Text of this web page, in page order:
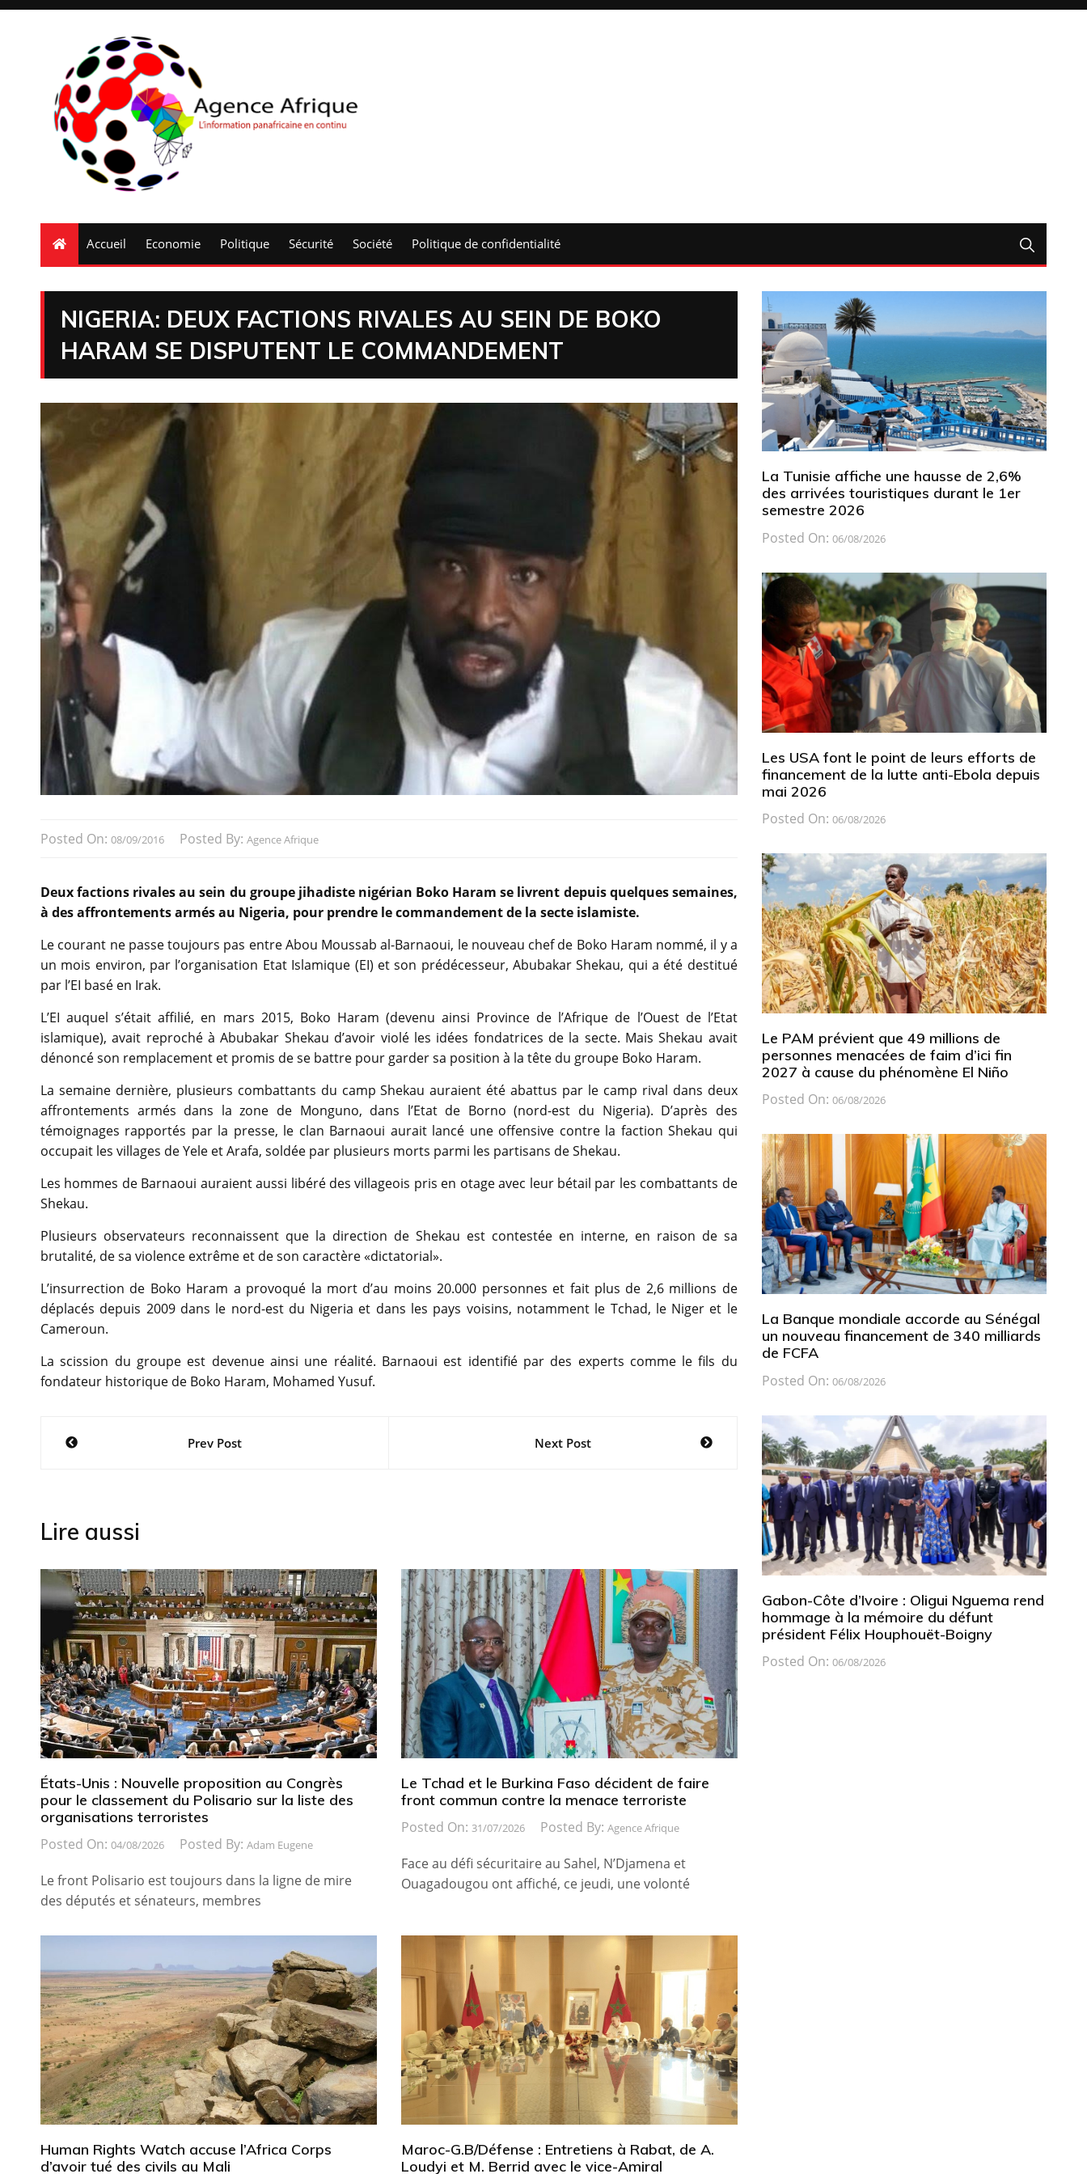
Accueil Economie Politique Sécurité Société Politique de confidentialité
NIGERIA: DEUX FACTIONS RIVALES AU SEIN DE BOKO
HARAM SE DISPUTENT LE COMMANDEMENT
Posted On: 08/09/2016 Posted By: Agence Afrique
Deux factions rivales au sein du groupe jihadiste nigérian Boko Haram se livrent depuis quelques semaines,
à des affrontements armés au Nigeria, pour prendre le commandement de la secte islamiste.
Le courant ne passe toujours pas entre Abou Moussab al-Barnaoui, le nouveau chef de Boko Haram nommé, il y a
un mois environ, par l’organisation Etat Islamique (EI) et son prédécesseur, Abubakar Shekau, qui a été destitué
par l’EI basé en Irak.
L’EI auquel s’était affilié, en mars 2015, Boko Haram (devenu ainsi Province de l’Afrique de l’Ouest de l’Etat
islamique), avait reproché à Abubakar Shekau d’avoir violé les idées fondatrices de la secte. Mais Shekau avait
dénoncé son remplacement et promis de se battre pour garder sa position à la tête du groupe Boko Haram.
La semaine dernière, plusieurs combattants du camp Shekau auraient été abattus par le camp rival dans deux
affrontements armés dans la zone de Monguno, dans l’Etat de Borno (nord-est du Nigeria). D’après des
témoignages rapportés par la presse, le clan Barnaoui aurait lancé une offensive contre la faction Shekau qui
occupait les villages de Yele et Arafa, soldée par plusieurs morts parmi les partisans de Shekau.
Les hommes de Barnaoui auraient aussi libéré des villageois pris en otage avec leur bétail par les combattants de
Shekau.
Plusieurs observateurs reconnaissent que la direction de Shekau est contestée en interne, en raison de sa
brutalité, de sa violence extrême et de son caractère «dictatorial».
L’insurrection de Boko Haram a provoqué la mort d’au moins 20.000 personnes et fait plus de 2,6 millions de
déplacés depuis 2009 dans le nord-est du Nigeria et dans les pays voisins, notamment le Tchad, le Niger et le
Cameroun.
La scission du groupe est devenue ainsi une réalité. Barnaoui est identifié par des experts comme le fils du
fondateur historique de Boko Haram, Mohamed Yusuf.
NavigationPrev Post Next Post
Lire aussi
États-Unis : Nouvelle proposition au Congrès
pour le classement du Polisario sur la liste des
organisations terroristes
Posted On: 04/08/2026 Posted By: Adam Eugene
Le front Polisario est toujours dans la ligne de mire
des députés et sénateurs, membres
Le Tchad et le Burkina Faso décident de faire
front commun contre la menace terroriste
Posted On: 31/07/2026 Posted By: Agence Afrique
Face au défi sécuritaire au Sahel, N’Djamena et
Ouagadougou ont affiché, ce jeudi, une volonté
Human Rights Watch accuse l’Africa Corps
d’avoir tué des civils au Mali
Maroc-G.B/Défense : Entretiens à Rabat, de A.
Loudyi et M. Berrid avec le vice-Amiral
La Tunisie affiche une hausse de 2,6%
des arrivées touristiques durant le 1er
semestre 2026
Posted On: 06/08/2026
Les USA font le point de leurs efforts de
financement de la lutte anti-Ebola depuis
mai 2026
Posted On: 06/08/2026
Le PAM prévient que 49 millions de
personnes menacées de faim d’ici fin
2027 à cause du phénomène El Niño
Posted On: 06/08/2026
La Banque mondiale accorde au Sénégal
un nouveau financement de 340 milliards
de FCFA
Posted On: 06/08/2026
Gabon-Côte d’Ivoire : Oligui Nguema rend
hommage à la mémoire du défunt
président Félix Houphouët-Boigny
Posted On: 06/08/2026